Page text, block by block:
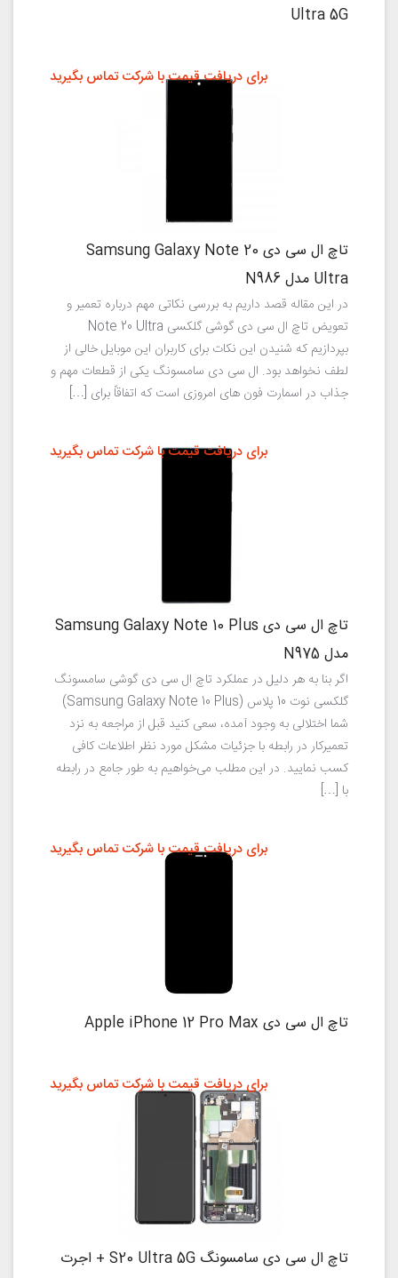
Ultra 5G
تاچ ال سی دی Samsung Galaxy Note 20
Ultra مدل N986
در این مقاله قصد داریم به بررسی نکاتی مهم درباره تعمیر و
تعویض تاچ ال سی دی گوشی گلکسی Note 20 Ultra
بپردازیم که شنیدن این نکات برای کاربران این موبایل خالی از
لطف نخواهد بود. ال سی دی سامسونگ یکی از قطعات مهم و
جذاب در اسمارت فون های امروزی است که اتفاقاً برای […]
برای دریافت قیمت با شرکت تماس بگیرید
تاچ ال سی دی Samsung Galaxy Note 10 Plus
مدل N975
اگر بنا به هر دلیل در عملکرد تاچ ال سی دی گوشی سامسونگ
گلکسی نوت 10 پلاس (Samsung Galaxy Note 10 Plus)
شما اختلالی به وجود آمده، سعی کنید قبل از مراجعه به نزد
تعمیرکار در رابطه با جزئیات مشکل مورد نظر اطلاعات کافی
کسب نمایید. در این مطلب می‌خواهیم به طور جامع در رابطه
با […]
برای دریافت قیمت با شرکت تماس بگیرید
تاچ ال سی دی Apple iPhone 12 Pro Max
برای دریافت قیمت با شرکت تماس بگیرید
تاچ ال سی دی سامسونگ S20 Ultra 5G + اجرت
برای دریافت قیمت با شرکت تماس بگیرید